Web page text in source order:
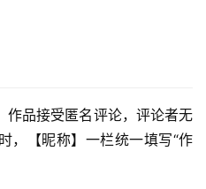
作品接受匿名评论，评论者无
，【昵称】一栏统一填写“作